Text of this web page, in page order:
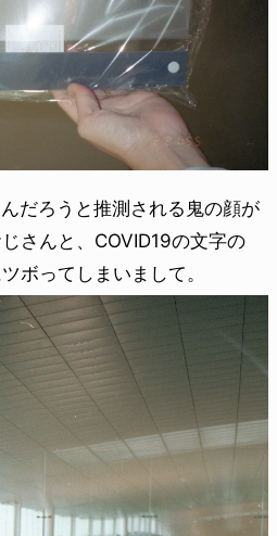
だろうと推測される鬼の顔が
さんと、COVID19の文字の
ボってしまいまして。